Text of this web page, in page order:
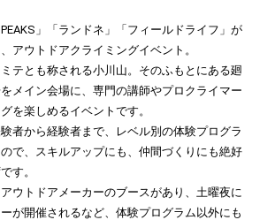
」「ランドネ」「フィールドライフ」が
アウトドアクライミングイベント。
テとも称される小川山。そのふもとにある廻
メイン会場に、専門の講師やプロクライマー
を楽しめるイベントです。
者から経験者まで、レベル別の体験プログラ
で、スキルアップにも、仲間づくりにも絶好
す。
ウトドアメーカーのブースがあり、土曜夜に
が開催されるなど、体験プログラム以外にも